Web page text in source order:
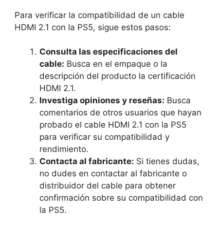
Para verificar la compatibilidad de un cable
HDMI 2.1 con la PS5, sigue estos pasos:
Consulta las especificaciones del
cable: Busca en el empaque o la
descripción del producto la certificación
HDMI 2.1.
Investiga opiniones y reseñas: Busca
comentarios de otros usuarios que hayan
probado el cable HDMI 2.1 con la PS5
para verificar su compatibilidad y
rendimiento.
Contacta al fabricante: Si tienes dudas,
no dudes en contactar al fabricante o
distribuidor del cable para obtener
confirmación sobre su compatibilidad con
la PS5.